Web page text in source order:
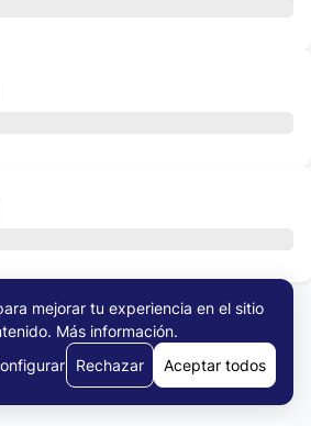
Todos los Trabajos
mejorar tu experiencia en el sitio
Más información.
Rechazar Aceptar todos